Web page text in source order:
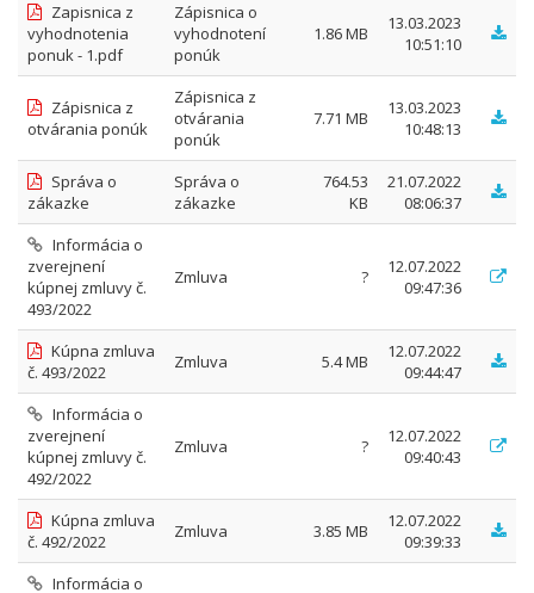
Zapisnica z
vyhodnotenia
ponuk - 1.pdf
Zápisnica o
vyhodnotení
ponúk
1.86 MB
13.03.2023
10:51:10
Zápisnica z
otvárania ponúk
Zápisnica z
otvárania
ponúk
7.71 MB
13.03.2023
10:48:13
Správa o
zákazke
Správa o
zákazke
764.53
KB
21.07.2022
08:06:37
Informácia o
zverejnení
kúpnej zmluvy č.
493/2022
Zmluva ?
12.07.2022
09:47:36
Kúpna zmluva
č. 493/2022
Zmluva 5.4 MB
12.07.2022
09:44:47
Informácia o
zverejnení
kúpnej zmluvy č.
492/2022
Zmluva ?
12.07.2022
09:40:43
Kúpna zmluva
č. 492/2022
Zmluva 3.85 MB
12.07.2022
09:39:33
Informácia o